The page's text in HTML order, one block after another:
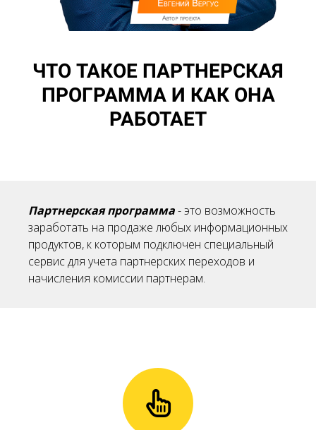
ЧТО ТАКОЕ ПАРТНЕРСКАЯ
ПРОГРАММА И КАК ОНА
РАБОТАЕТ
Партнерская программа- это возможность
заработать на продаже любых информационных
продуктов, к которым подключен специальный
сервис для учета партнерских переходов и
начисления комиссии партнерам.